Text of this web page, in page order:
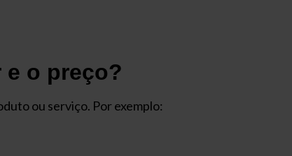
e o preço?
ou serviço. Por exemplo: